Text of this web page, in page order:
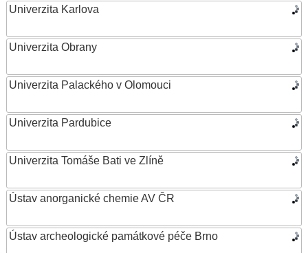
Univerzita Karlova
Univerzita Obrany
Univerzita Palackého v Olomouci
Univerzita Pardubice
Univerzita Tomáše Bati ve Zlíně
Ústav anorganické chemie AV ČR
Ústav archeologické památkové péče Brno